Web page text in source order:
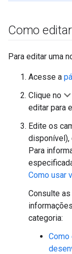
Como
Para editar uma
Acesse a
Clique no
editar para
Edite os
disponível),
Para
Como usar
Consulte
categoria: